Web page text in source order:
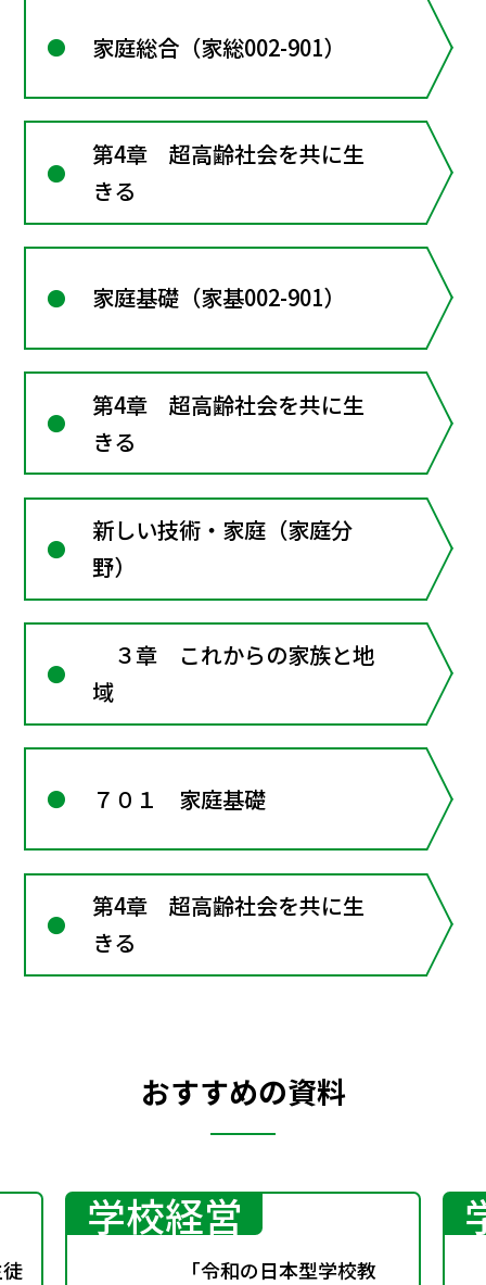
家庭総合（家総002-901）
第4章 超高齢社会を共に生
きる
家庭基礎（家基002-901）
第4章 超高齢社会を共に生
きる
新しい技術・家庭（家庭分
野）
３章 これからの家族と地
域
７０１ 家庭基礎
第4章 超高齢社会を共に生
きる
おすすめの資料
学校経営
「令和の日本型学校教